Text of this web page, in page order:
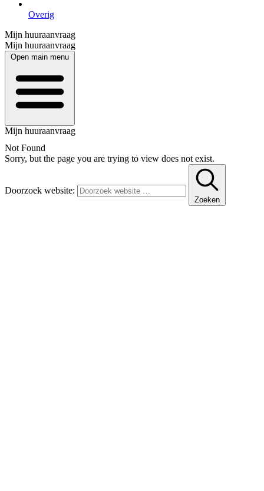
Overig
Mijn huuraanvraag
Mijn huuraanvraag
Open main menu
Mijn huuraanvraag
Not Found
Sorry, but the page you are trying to view does not exist.
Doorzoek website:
Zoeken